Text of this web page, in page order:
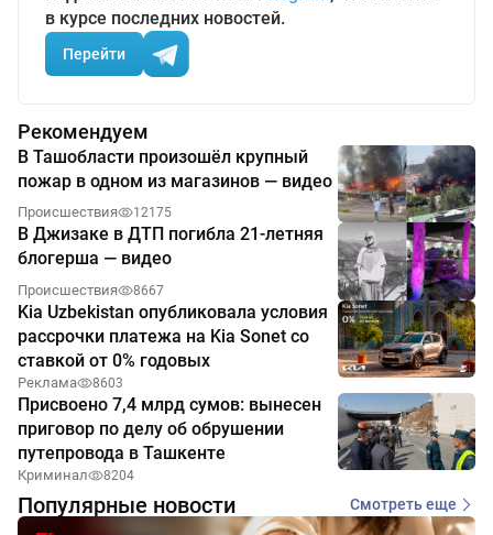
в курсе последних новостей.
Перейти
Рекомендуем
В Ташобласти произошёл крупный
пожар в одном из магазинов — видео
Происшествия 12175
В Джизаке в ДТП погибла 21-летняя
блогерша — видео
Происшествия 8667
Kia Uzbekistan опубликовала условия
рассрочки платежа на Kia Sonet со
ставкой от 0% годовых
Реклама 8603
Присвоено 7,4 млрд сумов: вынесен
приговор по делу об обрушении
путепровода в Ташкенте
Криминал 8204
Популярные новости Смотреть еще